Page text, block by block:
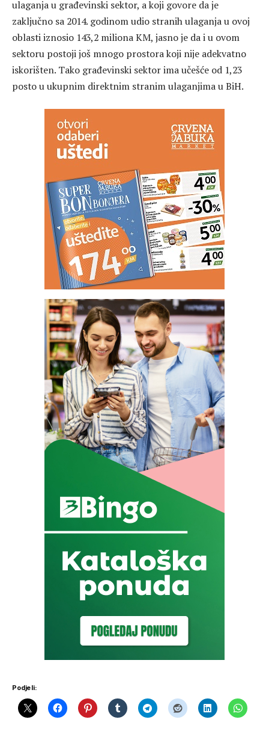
ulaganja u građevinski sektor, a koji govore da je
zaključno sa 2014. godinom udio stranih ulaganja u ovoj
oblasti iznosio 143,2 miliona KM, jasno je da i u ovom
sektoru postoji još mnogo prostora koji nije adekvatno
iskorišten. Tako građevinski sektor ima učešće od 1,23
posto u ukupnim direktnim stranim ulaganjima u BiH.
Podjeli: